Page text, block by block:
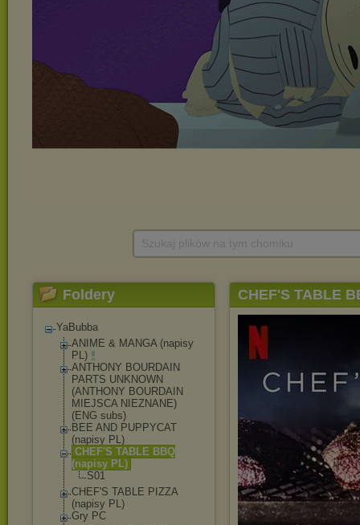
Foldery
YaBubba
ANIME & MANGA (napisy
PL)
ANTHONY BOURDAIN
PARTS UNKNOWN
(ANTHONY BOURDAIN
MIEJSCA NIEZNANE)
(ENG subs)
BEE AND PUPPYCAT
(napisy PL)
CHEF'S TABLE BBQ
(napisy PL)
S01
CHEF'S TABLE PIZZA
(napisy PL)
Gry PC
CHEF'S TABLE